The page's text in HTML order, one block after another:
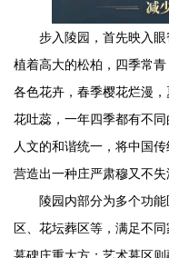
步入陵园，首先映入
植着高大的松柏，四季常
各色花卉，春季樱花烂漫
花吐蕊，一年四季都有不
人文的和谐统一，将中国
营造出一种庄严肃穆又不失
陵园内部分为多个功
区、花坛葬区等，满足不
墓碑庄重大方；艺术墓区